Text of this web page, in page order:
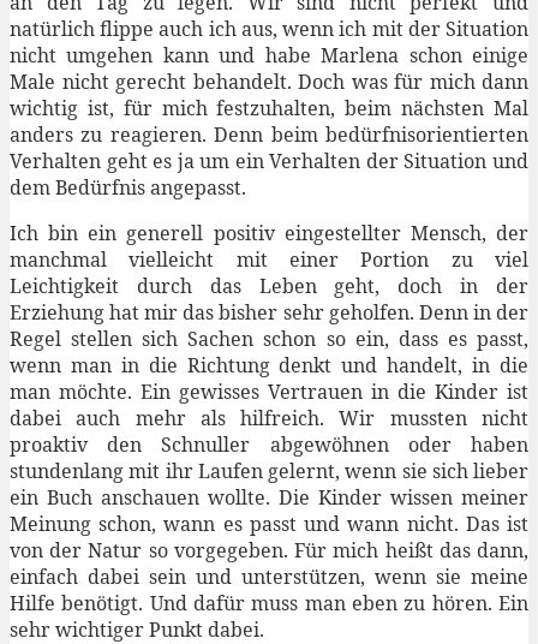
natürlich flippe auch ich aus, wenn ich mit der Situation
nicht umgehen kann und habe Marlena schon einige
Male nicht gerecht behandelt. Doch was für mich dann
wichtig ist, für mich festzuhalten, beim nächsten Mal
anders zu reagieren. Denn beim bedürfnisorientierten
Verhalten geht es ja um ein Verhalten der Situation und
dem Bedürfnis angepasst.
Ich bin ein generell positiv eingestellter Mensch, der
manchmal vielleicht mit einer Portion zu viel
Leichtigkeit durch das Leben geht, doch in der
Erziehung hat mir das bisher sehr geholfen. Denn in der
Regel stellen sich Sachen schon so ein, dass es passt,
wenn man in die Richtung denkt und handelt, in die
man möchte. Ein gewisses Vertrauen in die Kinder ist
dabei auch mehr als hilfreich. Wir mussten nicht
proaktiv den Schnuller abgewöhnen oder haben
stundenlang mit ihr Laufen gelernt, wenn sie sich lieber
ein Buch anschauen wollte. Die Kinder wissen meiner
Meinung schon, wann es passt und wann nicht. Das ist
von der Natur so vorgegeben. Für mich heißt das dann,
einfach dabei sein und unterstützen, wenn sie meine
Hilfe benötigt. Und dafür muss man eben zu hören. Ein
sehr wichtiger Punkt dabei.